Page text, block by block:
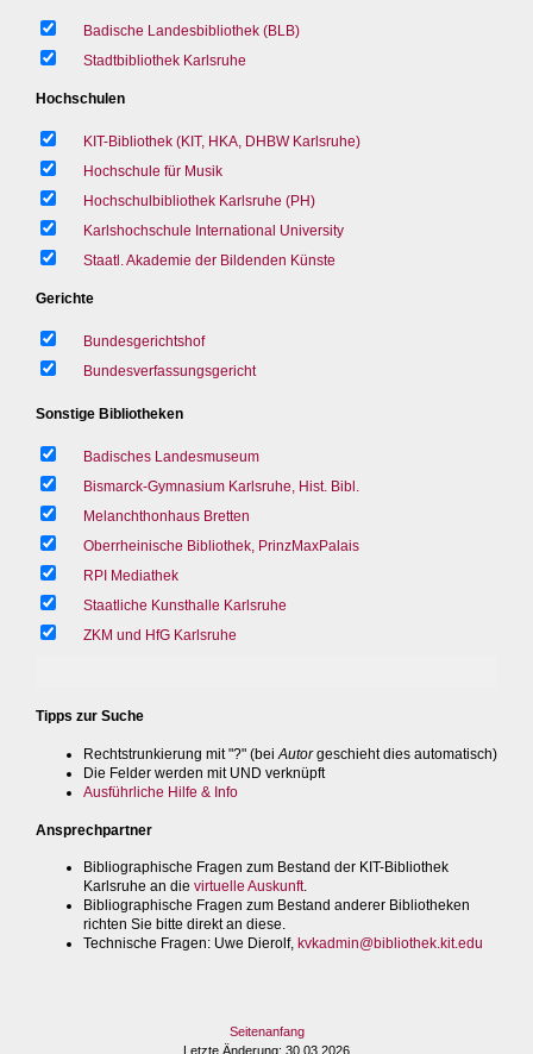
Badische Landesbibliothek (BLB)
Stadtbibliothek Karlsruhe
Hochschulen
KIT-Bibliothek (KIT, HKA, DHBW Karlsruhe)
Hochschule für Musik
Hochschulbibliothek Karlsruhe (PH)
Karlshochschule International University
Staatl. Akademie der Bildenden Künste
Gerichte
Bundesgerichtshof
Bundesverfassungsgericht
Sonstige Bibliotheken
Badisches Landesmuseum
Bismarck-Gymnasium Karlsruhe, Hist. Bibl.
Melanchthonhaus Bretten
Oberrheinische Bibliothek, PrinzMaxPalais
RPI Mediathek
Staatliche Kunsthalle Karlsruhe
ZKM und HfG Karlsruhe
Tipps zur Suche
Rechtstrunkierung mit "?" (bei Autorgeschieht dies automatisch)
Die Felder werden mit UND verknüpft
Ausführliche Hilfe & Info
Ansprechpartner
Bibliographische Fragen zum Bestand der KIT-Bibliothek
Karlsruhe an die virtuelle Auskunft.
Bibliographische Fragen zum Bestand anderer Bibliotheken
richten Sie bitte direkt an diese.
Technische Fragen: Uwe Dierolf, kvkadmin@bibliothek.kit.edu
Seitenanfang
Letzte Änderung: 30.03.2026